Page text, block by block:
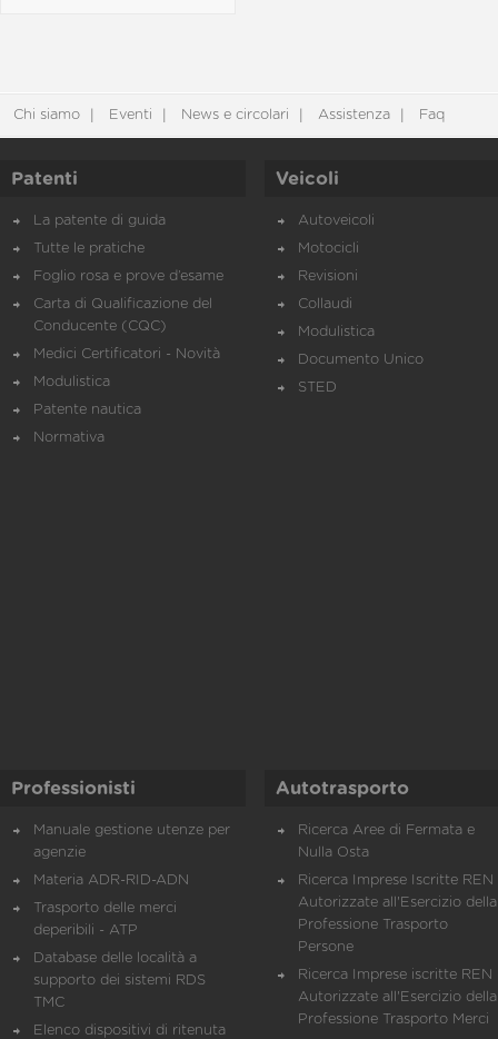
Chi siamo Eventi News e circolari Assistenza Faq
Patenti
La patente di guida
Tutte le pratiche
Foglio rosa e prove d’esame
Carta di Qualificazione del
Conducente (CQC)
Medici Certificatori - Novità
Modulistica
Patente nautica
Normativa
Veicoli
Autoveicoli
Motocicli
Revisioni
Collaudi
Modulistica
Documento Unico
STED
Professionisti
Manuale gestione utenze per
agenzie
Materia ADR-RID-ADN
Trasporto delle merci
deperibili - ATP
Database delle località a
supporto dei sistemi RDS
TMC
Elenco dispositivi di ritenuta
Autotrasporto
Ricerca Aree di Fermata e
Nulla Osta
Ricerca Imprese Iscritte REN
Autorizzate all'Esercizio della
Professione Trasporto
Persone
Ricerca Imprese iscritte REN
Autorizzate all'Esercizio della
Professione Trasporto Merci